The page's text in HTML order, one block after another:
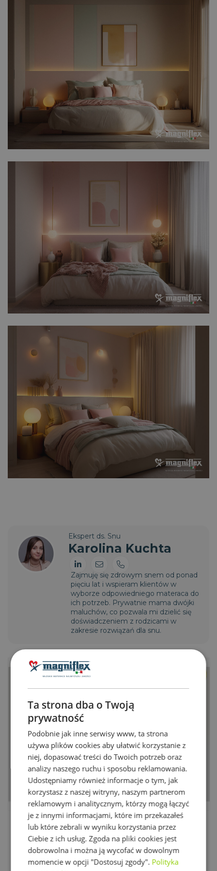
Ekspert ds. Snu
Karolina Kuchta
Zajmuję się zdrowym snem od ponad
pięciu lat i wspieram klientów w
wyborze odpowiedniego materaca do
ich potrzeb. Prywatnie mama dwójki
maluchów, co pozwala mi dzielić się
doświadczeniem z rodzicami w
zakresie rozwiązań dla snu.
Dolce Vita Comfort Dual 10 4 640 zł
Wymiary
80x200 cm
Wysokość
25 cm
Twardość
średni, średnio twardy
Ta strona dba o Twoją
prywatność
Podobnie jak inne serwisy www, ta strona
używa plików cookies aby ułatwić korzystanie z
niej, dopasować treści do Twoich potrzeb oraz
analizy naszego ruchu i sposobu reklamowania.
Udostępniamy również informacje o tym, jak
korzystasz z naszej witryny, naszym partnerom
reklamowym i analitycznym, którzy mogą łączyć
je z innymi informacjami, które im przekazałeś
lub które zebrali w wyniku korzystania przez
Ciebie z ich usług. Zgoda na pliki cookies jest
dobrowolna i można ją wycofać w dowolnym
momencie w opcji "Dostosuj zgody". Polityka